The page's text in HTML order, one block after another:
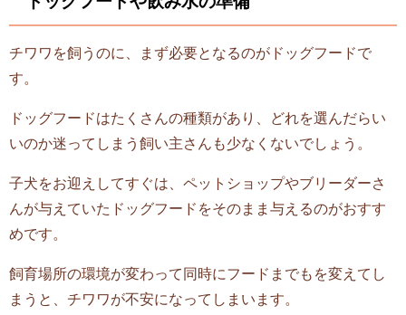
チワワを飼うのに、まず必要となるのがドッグフードで
す。
ドッグフードはたくさんの種類があり、どれを選んだらい
いのか迷ってしまう飼い主さんも少なくないでしょう。
子犬をお迎えしてすぐは、ペットショップやブリーダーさ
んが与えていたドッグフードをそのまま与えるのがおすす
めです。
飼育場所の環境が変わって同時にフードまでもを変えてし
まうと、チワワが不安になってしまいます。